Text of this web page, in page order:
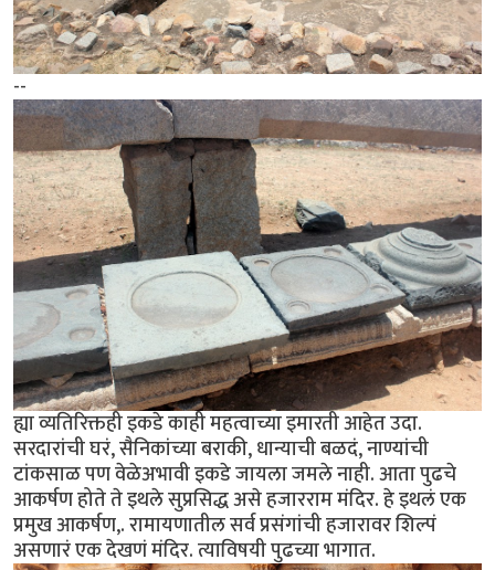
--
ह्या व्यतिरिक्तही इकडे काही महत्वाच्या इमारती आहेत उदा.
सरदारांची घरं, सैनिकांच्या बराकी, धान्याची बळदं, नाण्यांची
टांकसाळ पण वेळेअभावी इकडे जायला जमले नाही. आता पुढचे
आकर्षण होते ते इथले सुप्रसिद्ध असे हजारराम मंदिर. हे इथलं एक
प्रमुख आकर्षण,. रामायणातील सर्व प्रसंगांची हजारावर शिल्पं
असणारं एक देखणं मंदिर. त्याविषयी पुढच्या भागात.